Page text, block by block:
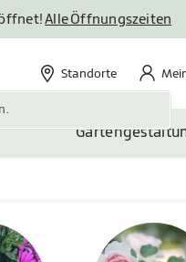
Alle Öffnungszeiten
Standorte
Standorte